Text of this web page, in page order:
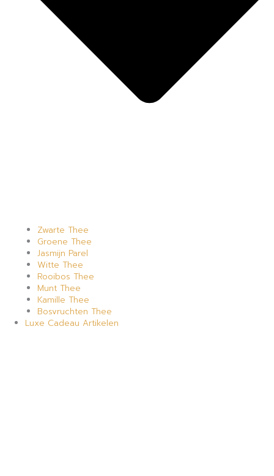
Zwarte Thee
Groene Thee
Jasmijn Parel
Witte Thee
Rooibos Thee
Munt Thee
Kamille Thee
Bosvruchten Thee
Luxe Cadeau Artikelen